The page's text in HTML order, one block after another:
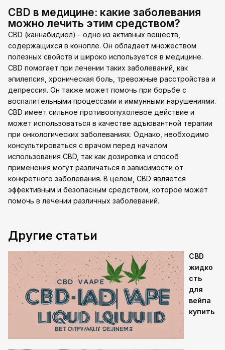
CBD в медицине: какие заболевания
можно лечить этим средством?
CBD (каннабидиол) - одно из активных веществ,
содержащихся в конопле. Он обладает множеством
полезных свойств и широко используется в медицине.
CBD помогает при лечении таких заболеваний, как
эпилепсия, хроническая боль, тревожные расстройства и
депрессия. Он также может помочь при борьбе с
воспалительными процессами и иммунными нарушениями.
CBD имеет сильное противоопухолевое действие и
может использоваться в качестве адъювантной терапии
при онкологических заболеваниях. Однако, необходимо
консультироваться с врачом перед началом
использования CBD, так как дозировка и способ
применения могут различаться в зависимости от
конкретного заболевания. В целом, CBD является
эффективным и безопасным средством, которое может
помочь в лечении различных заболеваний.
Другие статьи
CBD
жидко
сть
для
вейпа
купить